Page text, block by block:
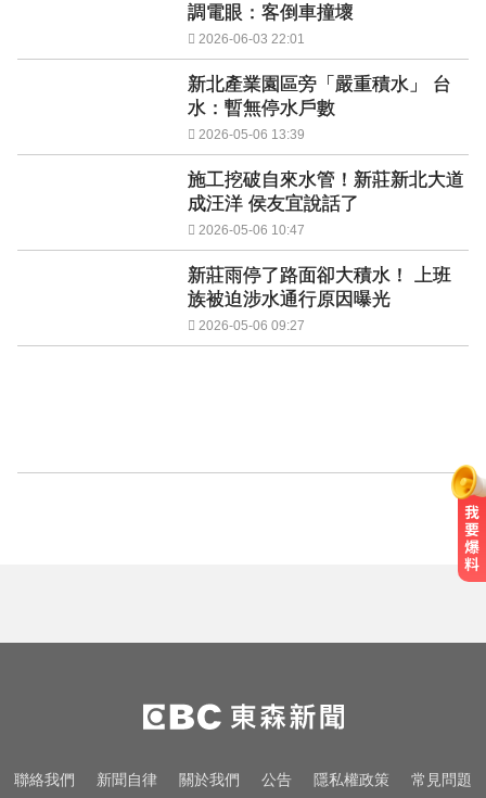
調電眼：客倒車撞壞
2026-06-03 22:01
新北產業園區旁「嚴重積水」 台
水：暫無停水戶數
2026-05-06 13:39
施工挖破自來水管！新莊新北大道
成汪洋 侯友宜說話了
2026-05-06 10:47
新莊雨停了路面卻大積水！ 上班
族被迫涉水通行原因曝光
2026-05-06 09:27
聯絡我們 新聞自律 關於我們 公告 隱私權政策 常見問題